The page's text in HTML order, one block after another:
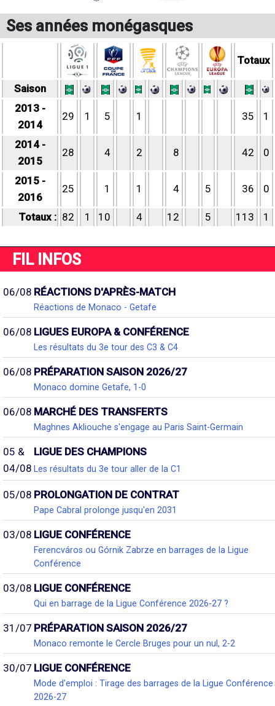
Ses années monégasques
Totaux
Saison
2013 -
2014
29 1 5 1 35 1
2014 -
2015
28 4 2 8 42 0
2015 -
2016
25 1 1 4 5 36 0
Totaux : 82 1 10 4 12 5 113 1
FIL INFOS
06/08 RÉACTIONS D'APRÈS-MATCH
Réactions de Monaco - Getafe
06/08 LIGUES EUROPA & CONFÉRENCE
Les résultats du 3e tour des C3 & C4
06/08 PRÉPARATION SAISON 2026/27
Monaco domine Getafe, 1-0
06/08 MARCHÉ DES TRANSFERTS
Maghnes Akliouche s'engage au Paris Saint-Germain
05 &
04/08
LIGUE DES CHAMPIONS
Les résultats du 3e tour aller de la C1
05/08 PROLONGATION DE CONTRAT
Pape Cabral prolonge jusqu'en 2031
03/08 LIGUE CONFÉRENCE
Ferencváros ou Górnik Zabrze en barrages de la Ligue
Conférence
03/08 LIGUE CONFÉRENCE
Qui en barrage de la Ligue Conférence 2026-27 ?
31/07 PRÉPARATION SAISON 2026/27
Monaco remonte le Cercle Bruges pour un nul, 2-2
30/07 LIGUE CONFÉRENCE
Mode d'emploi : Tirage des barrages de la Ligue Conférence
2026-27